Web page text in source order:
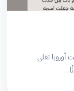
أوروبا تغلي